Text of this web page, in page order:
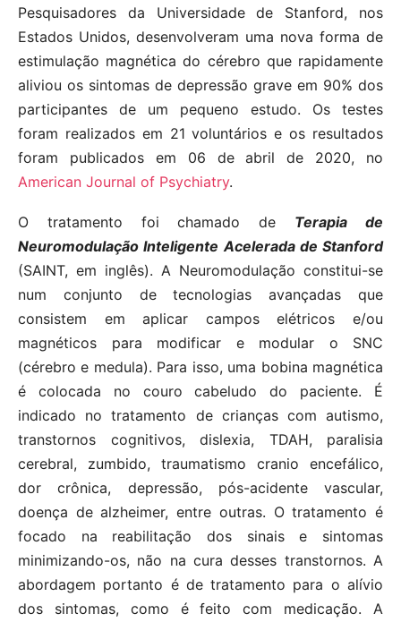
Pesquisadores da Universidade de Stanford, nos
Estados Unidos, desenvolveram uma nova forma de
estimulação magnética do cérebro que rapidamente
aliviou os sintomas de depressão grave em 90% dos
participantes de um pequeno estudo. Os testes
foram realizados em 21 voluntários e os resultados
foram publicados em 06 de abril de 2020, no
American Journal of Psychiatry.
O tratamento foi chamado de Terapia de
Neuromodulação Inteligente Acelerada de Stanford
(SAINT, em inglês). A Neuromodulação constitui-se
num conjunto de tecnologias avançadas que
consistem em aplicar campos elétricos e/ou
magnéticos para modificar e modular o SNC
(cérebro e medula). Para isso, uma bobina magnética
é colocada no couro cabeludo do paciente. É
indicado no tratamento de crianças com autismo,
transtornos cognitivos, dislexia, TDAH, paralisia
cerebral, zumbido, traumatismo cranio encefálico,
dor crônica, depressão, pós-acidente vascular,
doença de alzheimer, entre outras. O tratamento é
focado na reabilitação dos sinais e sintomas
minimizando-os, não na cura desses transtornos. A
abordagem portanto é de tratamento para o alívio
dos sintomas, como é feito com medicação. A